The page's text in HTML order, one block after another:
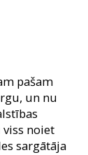
pašam
un nu
noiet
sargātāja